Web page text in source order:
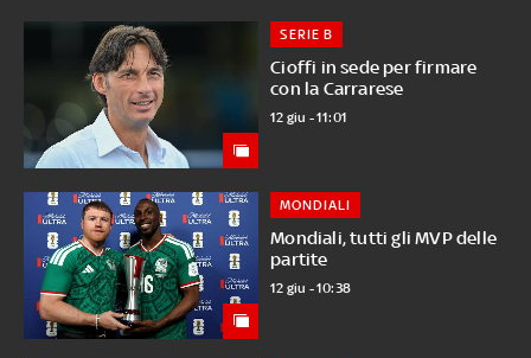
Cioffi in sede per firmare
con la Carrarese
SERIE B
12 giu - 11:01
Mondiali, tutti gli MVP delle
partite
MONDIALI
12 giu - 10:38